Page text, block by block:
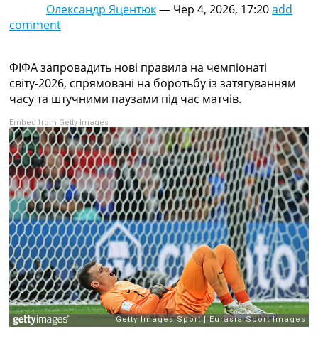
Таблиця АПЛ
Всі таблиці >>>
Рейтинги
Рейтинг країн УЄФА
Рейтинг клубів УЄФА
Рейтинг ФІФА
Телепрограма
RU
UA
Categories
Головна
Новини футболу
Відео
Новини футболу України
Футбольні трансфери
Останні коментарі
Олександр Яцентюк— Чер 4, 2026, 17:20add
comment
ФІФА запровадить нові правила на чемпіонаті
світу-2026, спрямовані на боротьбу із затягуванням
часу та штучними паузами під час матчів.
Embed from Getty Images